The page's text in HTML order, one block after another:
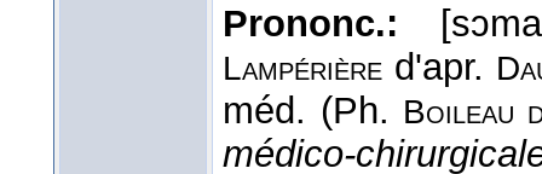
Prononc.:
Lampérière d'apr.
méd. (Ph. Boileau
médico-